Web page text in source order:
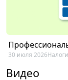
30 июля 2026
Видео